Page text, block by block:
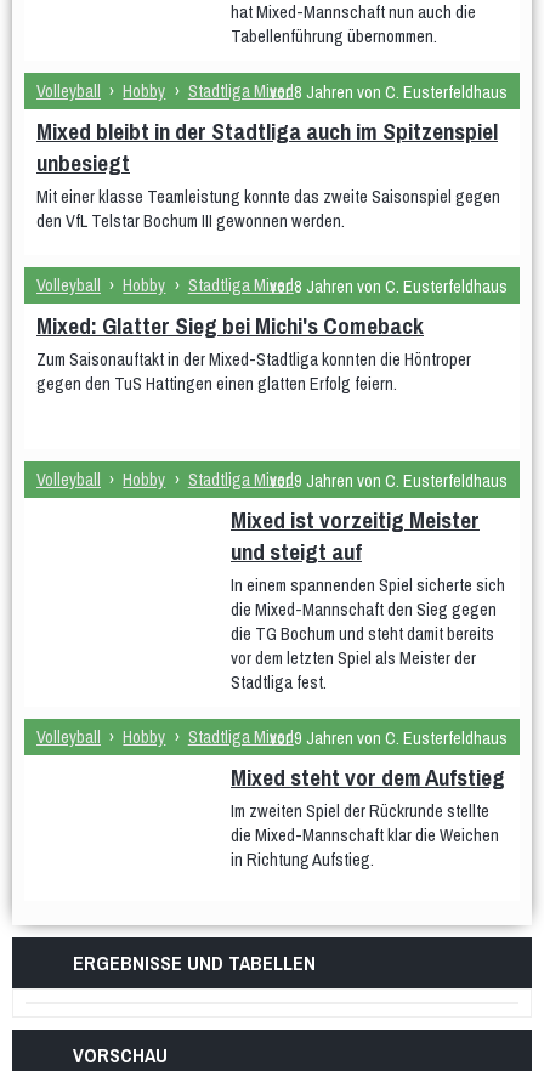
hat Mixed-Mannschaft nun auch die
Tabellenführung übernommen.
Volleyball › Hobby › Stadtliga Mixedvor 8 Jahren von C. Eusterfeldhaus
Mixed bleibt in der Stadtliga auch im Spitzenspiel
unbesiegt
Mit einer klasse Teamleistung konnte das zweite Saisonspiel gegen
den VfL Telstar Bochum III gewonnen werden.
Volleyball › Hobby › Stadtliga Mixedvor 8 Jahren von C. Eusterfeldhaus
Mixed: Glatter Sieg bei Michi's Comeback
Zum Saisonauftakt in der Mixed-Stadtliga konnten die Höntroper
gegen den TuS Hattingen einen glatten Erfolg feiern.
Volleyball › Hobby › Stadtliga Mixedvor 9 Jahren von C. Eusterfeldhaus
Mixed ist vorzeitig Meister
und steigt auf
In einem spannenden Spiel sicherte sich
die Mixed-Mannschaft den Sieg gegen
die TG Bochum und steht damit bereits
vor dem letzten Spiel als Meister der
Stadtliga fest.
Volleyball › Hobby › Stadtliga Mixedvor 9 Jahren von C. Eusterfeldhaus
Mixed steht vor dem Aufstieg
Im zweiten Spiel der Rückrunde stellte
die Mixed-Mannschaft klar die Weichen
in Richtung Aufstieg.
ERGEBNISSE UND TABELLEN
VORSCHAU